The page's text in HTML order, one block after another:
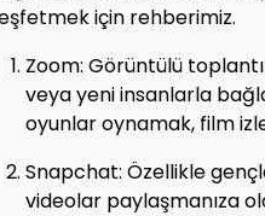
için rehberimiz.
Zoom: Görüntülü
veya yeni insanlarla
oyunlar oynamak, film
Snapchat: Özellikle
videolar paylaşmanıza